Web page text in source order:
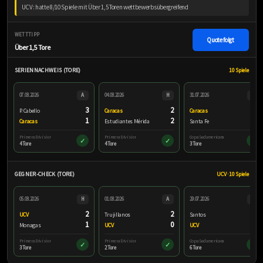
UCV: hatte 8/10 Spiele mit Über 1,5 Toren wettbewerbsübergreifend
WETTTIPP
Über 1,5 Tore
Quote folgt
SERIENNACHWEIS (TORE) 10 Spiele
07.08.2026 A
P. Cabello 3
Caracas 1
Primera Division
4 Tore ✓
04.08.2026 H
Caracas 2
Estudiantes Mérida 2
Primera Division
4 Tore ✓
31.07.2026
Caracas
Santa Fe
Copa Sudamericana
3 Tore
GEGNER-CHECK (TORE) UCV · 10 Spiele
05.08.2026 H
UCV 2
Monagas 1
Primera Division
3 Tore ✓
01.08.2026 A
Trujillanos 2
UCV 0
Primera Division
2 Tore ✓
29.07.2026
Santos
UCV
Copa Sudamericana
6 Tore